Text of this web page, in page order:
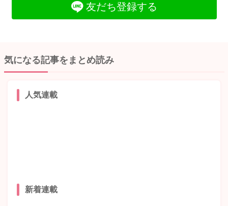
友だち登録する
気になる記事をまとめ読み
人気連載
新着連載